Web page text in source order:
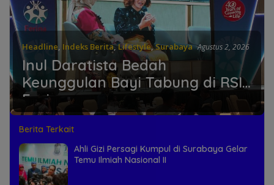
Headline Indeks Berita,Lifestyle,Surabaya Agustus 2, 2026
Inul Daratista Bedah
Keunggulan Bayi Tabung di RSIA
Ferina
Berita Terkait
Ahli Gizi Persagi Kumpul di Surabaya Gelar
Temu Ilmiah Nasional II